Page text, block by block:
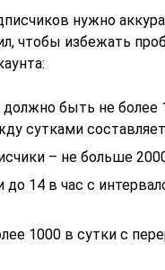
нужно
чтобы избежать
должно быть не более
сутками составляет
– не больше
до 14 в час с
1000 в сутки с